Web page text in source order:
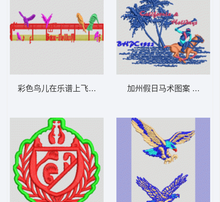
彩色鸟儿在乐谱上飞翔 男装 加州假日马术图案 男装